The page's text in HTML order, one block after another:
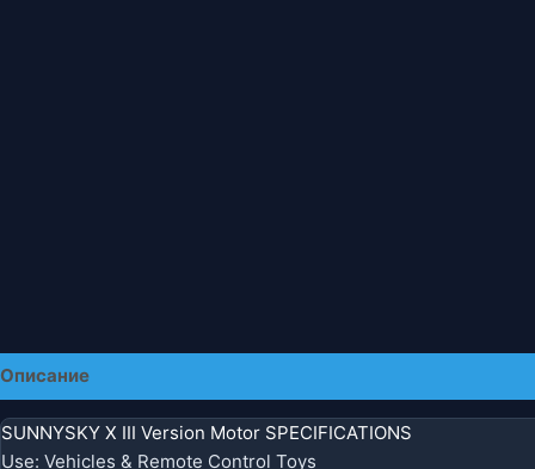
Описание
SUNNYSKY X III Version Motor SPECIFICATIONS
Use: Vehicles & Remote Control Toys